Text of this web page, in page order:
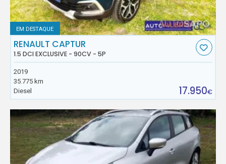
EM DESTAQUE
RENAULT CAPTUR
1.5 DCI EXCLUSIVE - 90CV - 5P
2019
35.775 km
Diesel
17.950€